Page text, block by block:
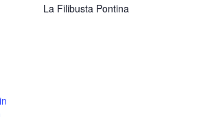
La Filibusta Pontina